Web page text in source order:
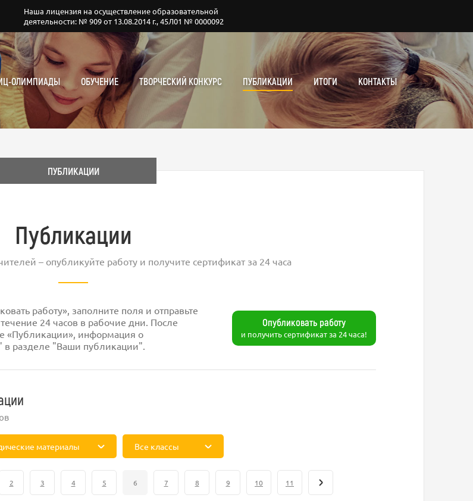
Наша лицензия на осуществление образовательной
деятельности: № 909 от 13.08.2014 г., 45Л01 № 0000092
ОЛИМПИАДЫ ОБУЧЕНИЕ ТВОРЧЕСКИЙ КОНКУРС ПУБЛИКАЦИИ ИТОГИ КОНТАКТЫ
ПУБЛИКАЦИИ
Публикации
– опубликуйте работу и получите сертификат за 24 часа
работу», заполните поля и отправьте
24 часов в рабочие дни. После
«Публикации», информация о
в разделе "Ваши публикации".
Опубликовать работу
и получить сертификат за 24 часа!
материалы Все классы
2 3 4 5 6 7 8 9 10 11